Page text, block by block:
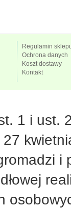
Regulamin
Ochrona danych
Koszt dostawy
Kontakt
1 i ust.